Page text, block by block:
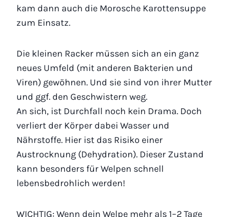
kam dann auch die Morosche Karottensuppe
zum Einsatz.
Die kleinen Racker müssen sich an ein ganz
neues Umfeld (mit anderen Bakterien und
Viren) gewöhnen. Und sie sind von ihrer Mutter
und ggf. den Geschwistern weg.
An sich, ist Durchfall noch kein Drama. Doch
verliert der Körper dabei Wasser und
Nährstoffe. Hier ist das Risiko einer
Austrocknung (Dehydration). Dieser Zustand
kann besonders für Welpen schnell
lebensbedrohlich werden!
WICHTIG: Wenn dein Welpe mehr als 1–2 Tage